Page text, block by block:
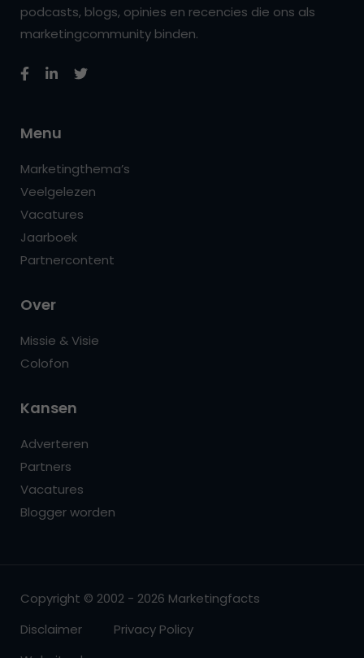
podcasts, blogs, opinies en recencies die ons als
marketingcommunity binden.
Menu
Marketingthema’s
Veelgelezen
Vacatures
Jaarboek
Partnercontent
Over
Missie & Visie
Colofon
Kansen
Adverteren
Partners
Vacatures
Blogger worden
Copyright © 2002 - 2026 Marketingfacts
Disclaimer
Privacy Policy